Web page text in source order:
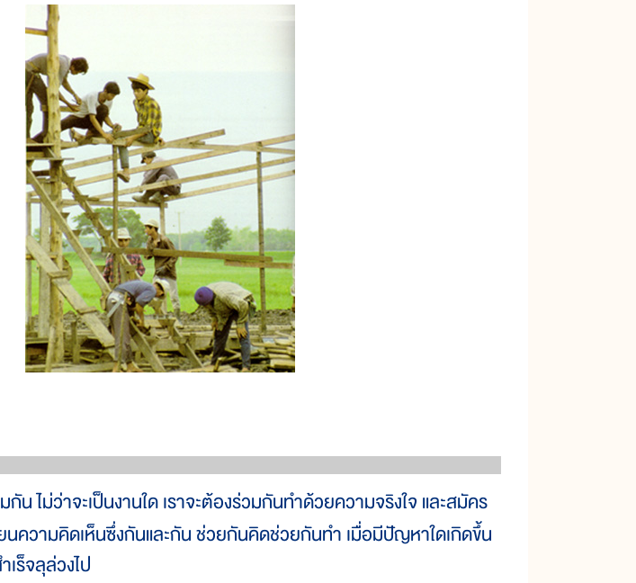
กัน ไม่ว่าจะเป็นงานใด เราจะต้องร่วมกันทำด้วยความจริงใจ และสมัคร
นความคิดเห็นซึ่งกันและกัน ช่วยกันคิดช่วยกันทำ เมื่อมีปัญหาใดเกิดขึ้น
ร็จลุล่วงไป